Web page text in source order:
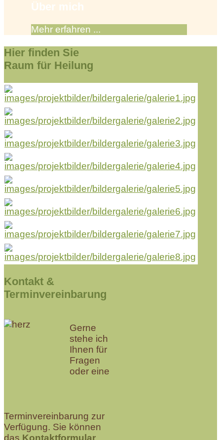
Über mich
Mehr erfahren ...
Hier finden Sie
Raum für Heilung
Kontakt &
Terminvereinbarung
Gerne
stehe ich
Ihnen für
Fragen
oder eine
Terminvereinbarung zur
Verfügung. Sie können
das Kontaktformular